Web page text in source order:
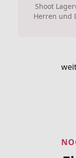
Shoot
Herren und